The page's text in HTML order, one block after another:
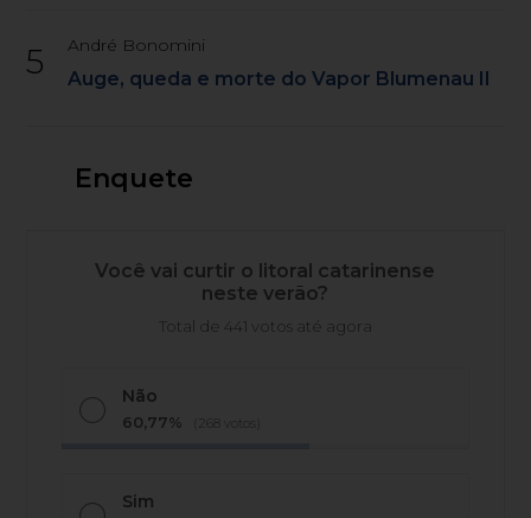
5 André Bonomini
Auge, queda e morte do Vapor Blumenau II
Enquete
Você vai curtir o litoral catarinense
neste verão?
Total de 441 votos até agora
Não
60,77% (268 votos)
Sim